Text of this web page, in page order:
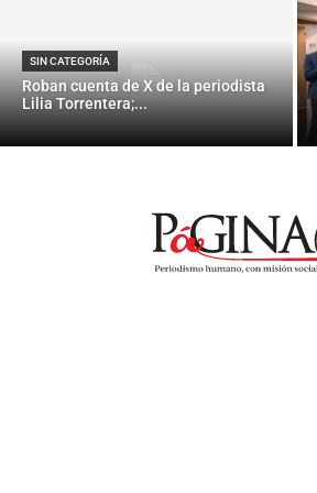
SIN CATEGORÍA
Roban cuenta de X de la periodista
Lilia Torrentera;...